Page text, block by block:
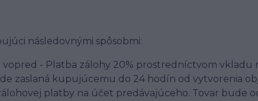
následovnými spôsobmi:
vopred - Platba zálohy 20% prostredníctvom
zaslaná kupujúcemu do 24 hodín od vytvorenia
platby na účet predávajúceho. Tovar bude